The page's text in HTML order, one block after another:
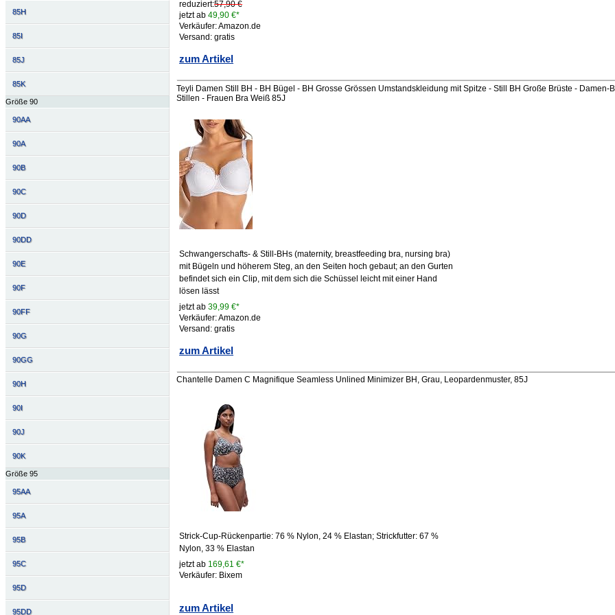
85H
85I
85J
85K
Größe 90
90AA
90A
90B
90C
90D
90DD
90E
90F
90FF
90G
90GG
90H
90I
90J
90K
Größe 95
95AA
95A
95B
95C
95D
95DD
reduziert:57,90 €
jetzt ab49,90 €*
Verkäufer: Amazon.de
Versand: gratis
zum Artikel
Teyli Damen Still BH - BH Bügel - BH Grosse Grössen Umstandskleidung mit Spitze - Still BH Große Brüste - Damen-
Stillen - Frauen Bra Weiß 85J
Schwangerschafts- & Still-BHs (maternity, breastfeeding bra, nursing bra)
mit Bügeln und höherem Steg, an den Seiten hoch gebaut; an den Gurten
befindet sich ein Clip, mit dem sich die Schüssel leicht mit einer Hand
lösen lässt
jetzt ab39,99 €*
Verkäufer: Amazon.de
Versand: gratis
zum Artikel
Chantelle Damen C Magnifique Seamless Unlined Minimizer BH, Grau, Leopardenmuster, 85J
Strick-Cup-Rückenpartie: 76 % Nylon, 24 % Elastan; Strickfutter: 67 %
Nylon, 33 % Elastan
jetzt ab 169,61 €*
Verkäufer: Bixem
zum Artikel